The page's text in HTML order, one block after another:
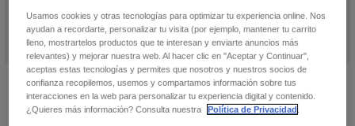
Explorar MTB
Product Help
Guía de Equipamiento de MTB
Product Help
Guía de Equipamiento de Moto
Guía de cuidado de cascos
Ver todo
Accesorios
Ver todo
Ropa Casual
Tops
Pantalón deportivo Wordmark
Price reduced from
to 45,00 €
Pantalón deportivo Wordmark
Price reduced from
89,99 €to 45,00 €
Usamos cookies y otras tecnologías para optimizar tu experiencia online. Nos
ayudan a recordarte, personalizar tu visita (por ejemplo, mantener tu carrito
lleno, mostrartelos productos que te interesan y enviarte anuncios más
relevantes) y mejorar nuestra web. Al hacer clic en "Aceptar y Continuar",
aceptas estas tecnologías y permites que nosotros y nuestros socios de
confianza recopilemos, usemos y compartamos información sobre tus
interacciones en la web para personalizar tu experiencia digital y contenido.
¿Quieres más información? Consulta nuestra
Política de Privacidad